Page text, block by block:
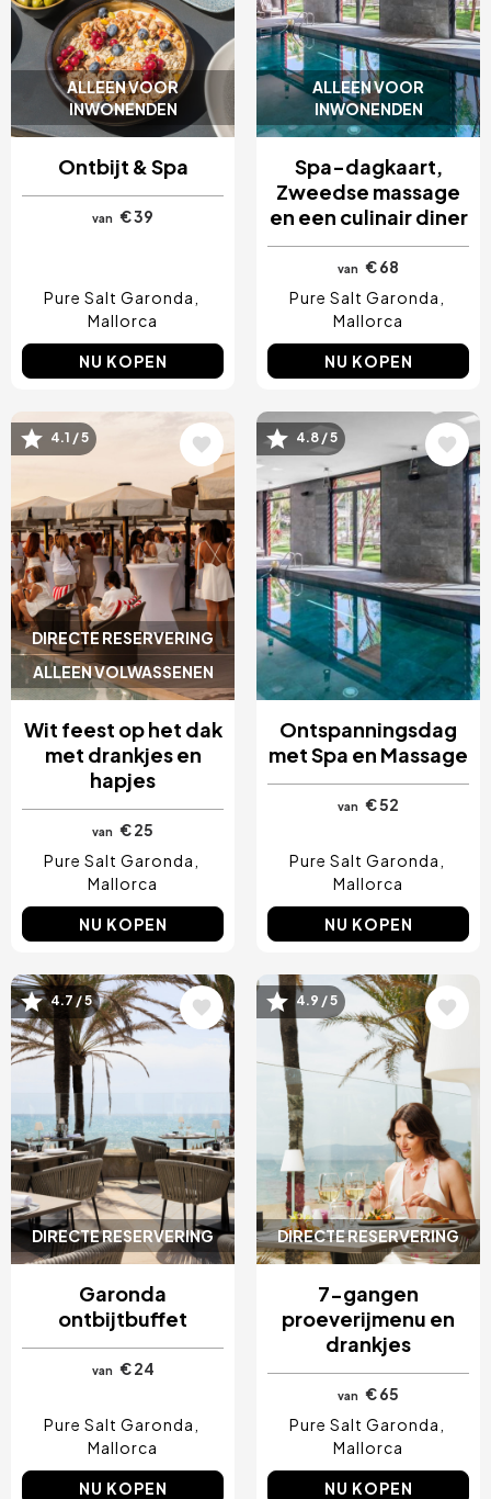
ALLEEN VOOR
INWONENDEN
Ontbijt & Spa
van € 39
Pure Salt Garonda
Mallorca
NU KOPEN
ALLEEN VOOR
INWONENDEN
Spa-dagkaart,
Zweedse massage
en een culinair diner
van
€ 68
Pure Salt Garonda
Mallorca
NU KOPEN
DIRECTE RESERVERING
ALLEEN VOLWASSENEN
Afbeelding
4.1 / 5
Wit feest op het dak
met drankjes en
hapjes
van
€ 25
Pure Salt Garonda
Mallorca
NU KOPEN
Afbeelding
4.8 / 5
Ontspanningsdag
met Spa en Massage
van € 52
Pure Salt Garonda
Mallorca
NU KOPEN
DIRECTE RESERVERING
Afbeelding
4.7 / 5
Garonda
ontbijtbuffet
van € 24
Pure Salt Garonda
Mallorca
NU KOPEN
DIRECTE RESERVERING
Afbeelding
4.9 / 5
7-gangen
proeverijmenu en
drankjes
van
€ 65
Pure Salt Garonda
Mallorca
NU KOPEN